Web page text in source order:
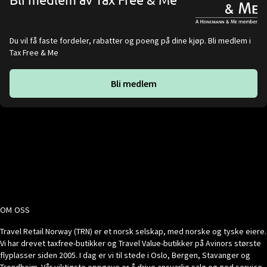
Du vil få faste fordeler, rabatter og poeng på dine kjøp. Bli medlem i
Tax Free & Me
Bli medlem
OM OSS
Travel Retail Norway (TRN) er et norsk selskap, med norske og tyske eiere.
Vi har drevet taxfree-butikker og Travel Value-butikker på Avinors største
flyplasser siden 2005. I dag er vi til stede i Oslo, Bergen, Stavanger og